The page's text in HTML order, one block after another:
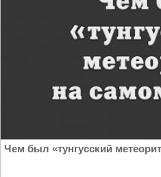
Чем был «тунгусский